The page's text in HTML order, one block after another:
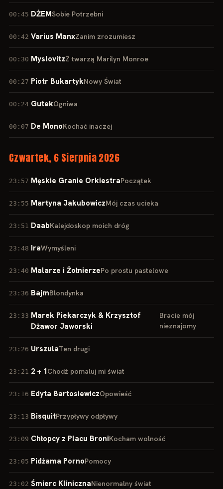
00:45 DŻEMSobie Potrzebni
00:42 Varius ManxZanim zrozumiesz
00:30 MyslovitzZ twarzą Marilyn Monroe
00:27 Piotr BukartykNowy Świat
00:24 GutekOgniwa
00:07 De MonoKochać inaczej
Czwartek, 6 Sierpnia 2026
23:57 Męskie Granie OrkiestraPoczątek
23:55 Martyna JakubowiczMój czas ucieka
23:51 DaabKalejdoskop moich dróg
23:48 IraWymyśleni
23:40 Malarze i ŻołnierzePo prostu pastelowe
23:36 BajmBlondynka
23:33 Marek Piekarczyk & Krzysztof
Dżawor Jaworski
Bracie mój
nieznajomy
23:26 UrszulaTen drugi
23:21 2 + 1Chodź pomaluj mi świat
23:16 Edyta BartosiewiczOpowieść
23:13 BisquitPrzypływy odpływy
23:09 Chłopcy z Placu BroniKocham wolność
23:05 Pidżama PornoPomocy
23:02 Śmierc KlinicznaNienormalny świat